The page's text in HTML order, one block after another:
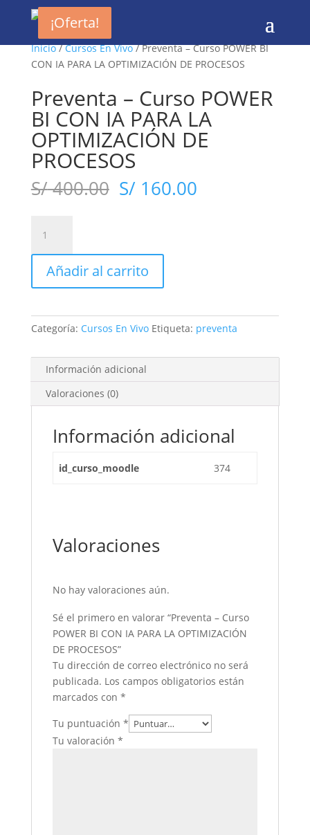
Inicio/Cursos En Vivo/ Preventa – Curso POWER BI
CON IA PARA LA OPTIMIZACIÓN DE PROCESOS
¡Oferta!
Preventa – Curso POWER
BI CON IA PARA LA
OPTIMIZACIÓN DE
PROCESOS
S/400.00 El
precio
S/ 400.00.
S/ 160.00El
Curso
POWER
BI
IA
PARA
OPTIMIZACIÓN
DE
PROCESOS
Añadir al carrito
Categoría: Cursos En Vivo Etiqueta: preventa
Información adicional
Valoraciones (0)
Información adicional
id_curso_moodle 374
Valoraciones
No hay valoraciones aún.
Sé el primero en valorar “Preventa – Curso
POWER BI CON IA PARA LA OPTIMIZACIÓN
DE PROCESOS”
Tu dirección de correo electrónico no será
publicada. Los campos obligatorios están
marcados con *
Tu puntuación *
Tu valoración *
¡Oferta!
¡Oferta!
¡Oferta!